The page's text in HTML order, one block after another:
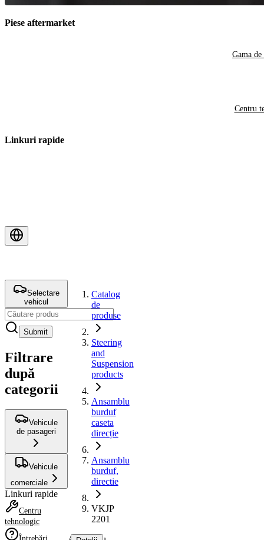
Piese aftermarket
Gama de
Centru
Linkuri rapide
Selectare
vehicul
Submit
Filtrare
după
categorii
Vehicule
de pasageri
Vehicule
comerciale
Linkuri rapide
Centru
tehnologic
Catalog
de
produse
Steering
and
Suspension
products
Ansamblu
burduf
caseta
direcție
Ansamblu
burduf,
directie
VKJP
2201